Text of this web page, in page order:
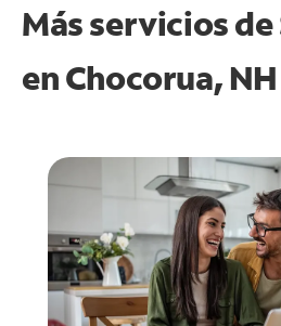
Más servicios
enChocorua, NH